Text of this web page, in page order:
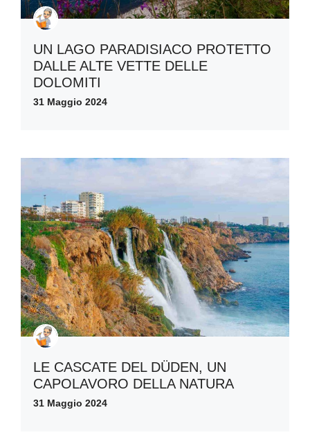
UN LAGO PARADISIACO PROTETTO
DALLE ALTE VETTE DELLE
DOLOMITI
31 Maggio 2024
LE CASCATE DEL DÜDEN, UN
CAPOLAVORO DELLA NATURA
31 Maggio 2024